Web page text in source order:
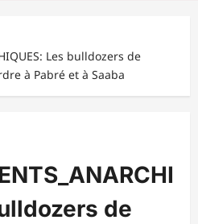
Les bulldozers de
à Pabré et à Saaba
de